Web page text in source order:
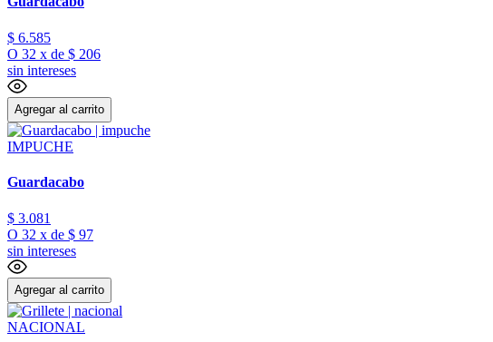
$ 6.585
O 32 x de $ 206
sin intereses
Agregar al carrito
IMPUCHE
Guardacabo
$ 3.081
O 32 x de $ 97
sin intereses
Agregar al carrito
NACIONAL